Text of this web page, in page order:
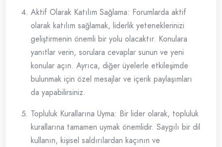
Aktif Olarak Katılım Sağlama: Forumlarda aktif
olarak katılım sağlamak, liderlik yeteneklerinizi
geliştirmenin önemli bir yolu olacaktır. Konulara
yanıtlar verin, sorulara cevaplar sunun ve yeni
konular açın. Ayrıca, diğer üyelerle etkileşimde
bulunmak için özel mesajlar ve içerik paylaşımları
da yapabilirsiniz.
Topluluk Kurallarına Uyma: Bir lider olarak, topluluk
kurallarına tamamen uymak önemlidir. Saygılı bir dil
kullanın, kişisel saldırılardan kaçının ve